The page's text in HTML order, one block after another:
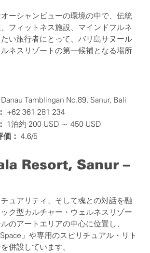
ーシャンビューの環境の中で、伝統
フィットネス施設、マインドフルネ
い旅行者にとって、バリ島サヌール
ネスリゾートの第一候補となる場所
Tamblingan No.89, Sanur, Bali
+62 361 281 234
1泊約 200 USD ～ 450 USD
： 4.6/5
Resort, Sanur –
ュアリティ、そして魂との対話を融
ク型カルチャー・ウェルネスリゾー
のアートエリアの中心に位置し、
Space」や専用のスピリチュアル・リト
併設しています。